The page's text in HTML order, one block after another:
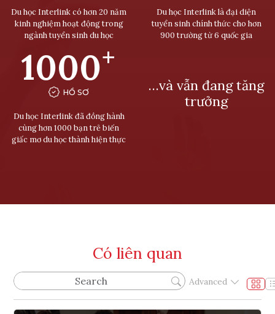
Du học Interlink có hơn 20 năm
kinh nghiệm hoạt động trong
ngành tuyển sinh du học
Du học Interlink là đại diện
tuyển sinh chính thức cho hơn
900 trường từ 6 quốc gia
1000+
HỒ SƠ
Du học Interlink đã đồng hành
cùng hơn 1000 bạn trẻ biến
giấc mơ du học thành hiện thực
…và vẫn đang tăng
trưởng
Có liên quan
Advanced